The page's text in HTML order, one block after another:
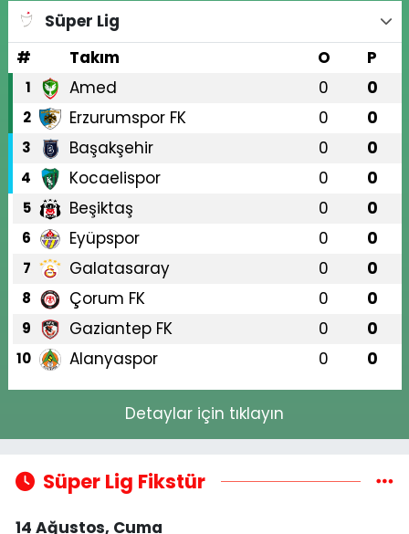
Süper Lig
#
Takım O P
1 Amed 0 0
2 Erzurumspor FK 0 0
3 Başakşehir 0 0
4 Kocaelispor 0 0
5 Beşiktaş 0 0
6 Eyüpspor 0 0
7 Galatasaray 0 0
8 Çorum FK 0 0
9 Gaziantep FK 0 0
10 Alanyaspor 0 0
Detaylar için tıklayın
Süper Lig Fikstür
14 Ağustos, Cuma